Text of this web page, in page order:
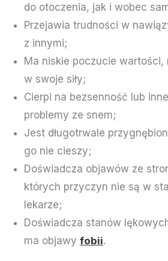
do otoczenia, jak i wobec
Przejawia trudności w
z innymi;
Ma niskie poczucie wartości,
w swoje siły;
Cierpi na bezsenność lub
problemy ze snem;
Jest długotrwale
go nie cieszy;
Doświadcza objawów ze
których przyczyn nie są w
lekarze;
Doświadcza stanów
ma objawy fobii.